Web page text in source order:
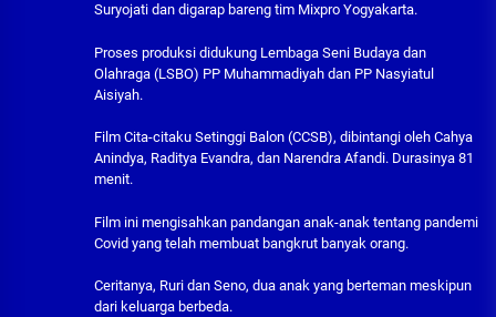
Suryojati dan digarap bareng tim Mixpro Yogyakarta.
Proses produksi didukung Lembaga Seni Budaya dan
Olahraga (LSBO) PP Muhammadiyah dan PP Nasyiatul
Aisiyah.
Film Cita-citaku Setinggi Balon (CCSB), dibintangi oleh Cahya
Anindya, Raditya Evandra, dan Narendra Afandi. Durasinya 81
menit.
Film ini mengisahkan pandangan anak-anak tentang pandemi
Covid yang telah membuat bangkrut banyak orang.
Ceritanya, Ruri dan Seno, dua anak yang berteman meskipun
dari keluarga berbeda.